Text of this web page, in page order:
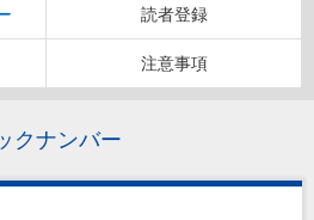
読者登録
注意事項
クナンバー